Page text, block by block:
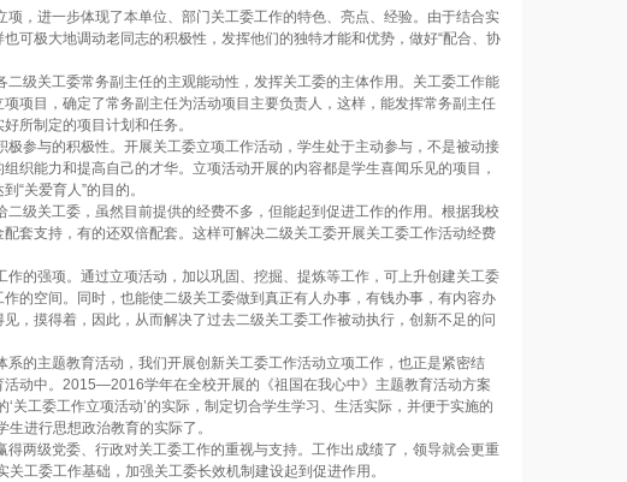
，进一步体现了本单位、部门关工委工作的特色、亮点、经验。由于结合实
可极大地调动老同志的积极性，发挥他们的独特才能和优势，做好“配合、协
级关工委常务副主任的主观能动性，发挥关工委的主体作用。关工委工作能
项目，确定了常务副主任为活动项目主要负责人，这样，能发挥常务副主任
所制定的项目计划和任务。
参与的积极性。开展关工委立项工作活动，学生处于主动参与，不是被动接
织能力和提高自己的才华。立项活动开展的内容都是学生喜闻乐见的项目，
“关爱育人”的目的。
级关工委，虽然目前提供的经费不多，但能起到促进工作的作用。根据我校
套支持，有的还双倍配套。这样可解决二级关工委开展关工委工作活动经费
的强项。通过立项活动，加以巩固、挖掘、提炼等工作，可上升创建关工委
的空间。同时，也能使二级关工委做到真正有人办事，有钱办事，有内容办
，摸得着，因此，从而解决了过去二级关工委工作被动执行，创新不足的问
的主题教育活动，我们开展创新关工委工作活动立项工作，也正是紧密结
动中。2015—2016学年在全校开展的《祖国在我心中》主题教育活动方案
工委工作立项活动’的实际，制定切合学生学习、生活实际，并便于实施的
进行思想政治教育的实际了。
两级党委、行政对关工委工作的重视与支持。工作出成绩了，领导就会更重
工委工作基础，加强关工委长效机制建设起到促进作用。